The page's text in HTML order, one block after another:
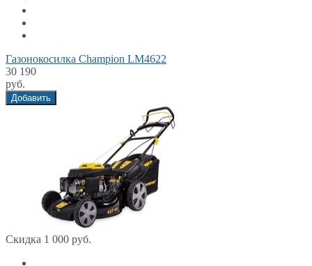
Газонокосилка Champion LM4622
30 190
руб.
Добавить
Скидка 1 000 руб.